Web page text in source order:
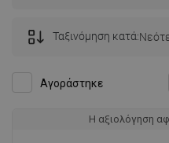
Αγοράστηκε
Ταξινόμηση κατά:
Η αξιολόγηση